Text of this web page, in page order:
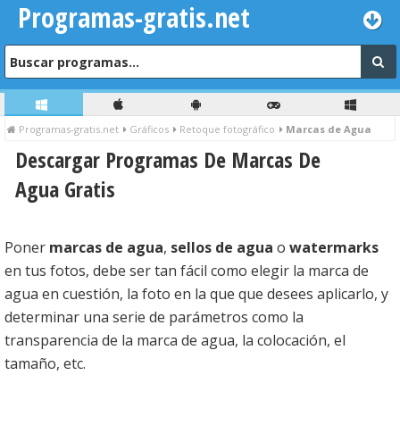
Programas-gratis.net
Programas-gratis.net Gráficos Retoque fotográfico Marcas de Agua
Descargar Programas De Marcas De
Agua Gratis
Poner marcas de agua, sellos de agua o watermarks
en tus fotos, debe ser tan fácil como elegir la marca de
agua en cuestión, la foto en la que que desees aplicarlo, y
determinar una serie de parámetros como la
transparencia de la marca de agua, la colocación, el
tamaño, etc.